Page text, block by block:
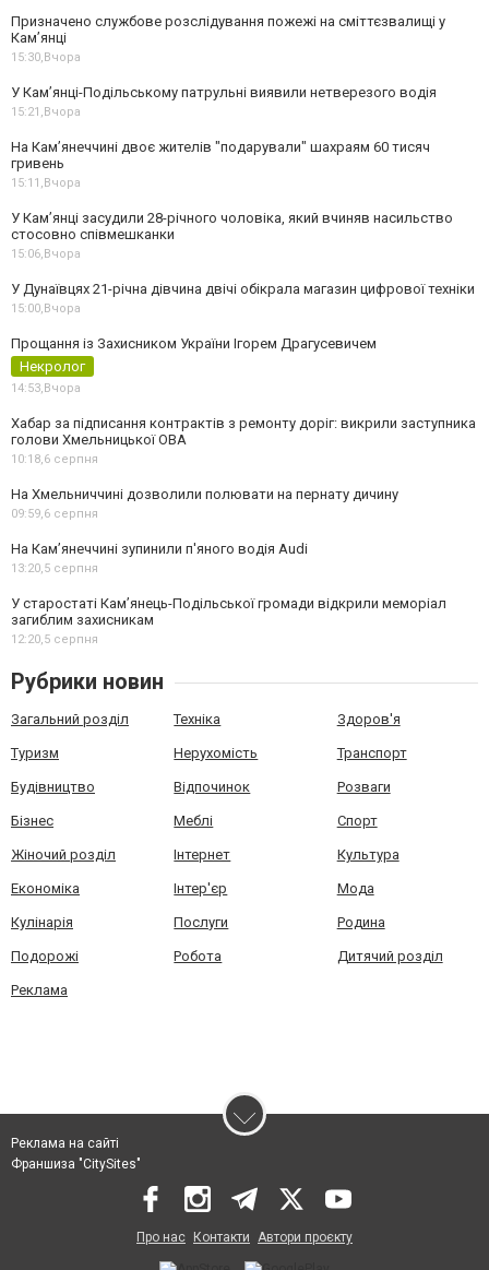
Призначено службове розслідування пожежі на сміттєзвалищі у
Кам’янці
15:30,Вчора
У Кам’янці-Подільському патрульні виявили нетверезого водія
15:21,Вчора
На Камʼянеччині двоє жителів "подарували" шахраям 60 тисяч
гривень
15:11,Вчора
У Камʼянці засудили 28-річного чоловіка, який вчиняв насильство
стосовно співмешканки
15:06,Вчора
У Дунаївцях 21-річна дівчина двічі обікрала магазин цифрової техніки
15:00,Вчора
Прощання із Захисником України Ігорем Драгусевичем
Некролог
14:53,Вчора
Хабар за підписання контрактів з ремонту доріг: викрили заступника
голови Хмельницької ОВА
10:18,6 серпня
На Хмельниччині дозволили полювати на пернату дичину
09:59,6 серпня
На Камʼянеччині зупинили п'яного водія Audi
13:20,5 серпня
У старостаті Кам’янець-Подільської громади відкрили меморіал
загиблим захисникам
12:20,5 серпня
Рубрики новин
Загальний розділ Техніка Здоров'я
Туризм Нерухомість Транспорт
Будівництво Відпочинок Розваги
Бізнес Меблі Спорт
Жіночий розділ Інтернет Культура
Економіка Інтер'єр Мода
Кулінарія Послуги Родина
Подорожі Робота Дитячий розділ
Реклама
Реклама на сайті
Франшиза "CitySites"
Про нас Контакти Автори проєкту